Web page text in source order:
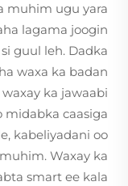
muhim ugu yara
lagama joogin
guul leh. Dadka
waxa ka badan
ka jawaabi
midabka caasiga
kabeliyadani oo
Waxay ka
smart ee kala